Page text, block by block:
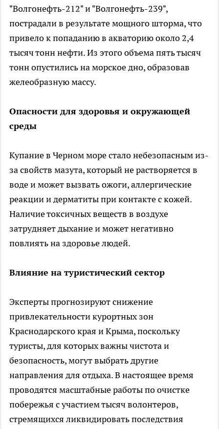
"Волгонефть-212" и "Волгонефть-239",
пострадали в результате мощного шторма, что
привело к попаданию в акваторию около 2,4
тысяч тонн нефти. Из этого объема пять тысяч
тонн опустились на морское дно, образовав
желеобразную массу.
Опасности для здоровья и окружающей
среды
Купание в Черном море стало небезопасным из-
за свойств мазута, который не растворяется в
воде и может вызвать ожоги, аллергические
реакции и дерматиты при контакте с кожей.
Наличие токсичных веществ в воздухе
затрудняет дыхание и может негативно
повлиять на здоровье людей.
Влияние на туристический сектор
Эксперты прогнозируют снижение
привлекательности курортных зон
Краснодарского края и Крыма, поскольку
туристы, для которых важны чистота и
безопасность, могут выбрать другие
направления для отдыха. В настоящее время
проводятся масштабные работы по очистке
побережья с участием тысяч волонтеров,
стремящихся ликвидировать последствия